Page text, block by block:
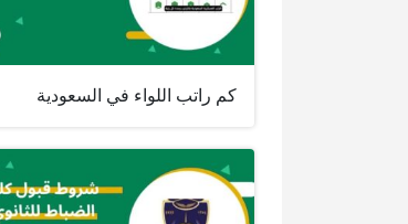
كم راتب اللواء في السعودية